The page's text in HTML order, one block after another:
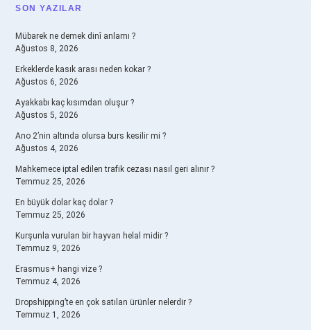
SIDEBAR
SON YAZILAR
Mübarek ne demek dinî anlamı ?
Ağustos 8, 2026
Erkeklerde kasık arası neden kokar ?
Ağustos 6, 2026
Ayakkabı kaç kısımdan oluşur ?
Ağustos 5, 2026
Ano 2’nin altında olursa burs kesilir mi ?
Ağustos 4, 2026
Mahkemece iptal edilen trafik cezası nasıl geri alınır ?
Temmuz 25, 2026
En büyük dolar kaç dolar ?
Temmuz 25, 2026
Kurşunla vurulan bir hayvan helal midir ?
Temmuz 9, 2026
Erasmus+ hangi vize ?
Temmuz 4, 2026
Dropshipping’te en çok satılan ürünler nelerdir ?
Temmuz 1, 2026